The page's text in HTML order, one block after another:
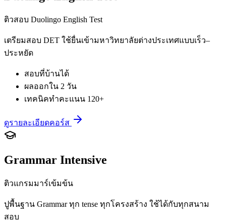
ติวสอบ Duolingo English Test
เตรียมสอบ DET ใช้ยื่นเข้ามหาวิทยาลัยต่างประเทศแบบเร็ว–
ประหยัด
สอบที่บ้านได้
ผลออกใน 2 วัน
เทคนิคทำคะแนน 120+
ดูรายละเอียดคอร์ส
Grammar Intensive
ติวแกรมมาร์เข้มข้น
ปูพื้นฐาน Grammar ทุก tense ทุกโครงสร้าง ใช้ได้กับทุกสนาม
สอบ